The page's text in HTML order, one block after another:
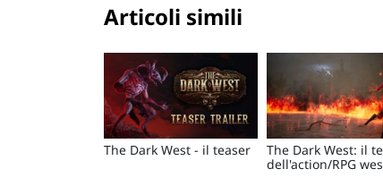
Articoli simili
The Dark West - il teaser
The Dark West: il
dell'action/RPG